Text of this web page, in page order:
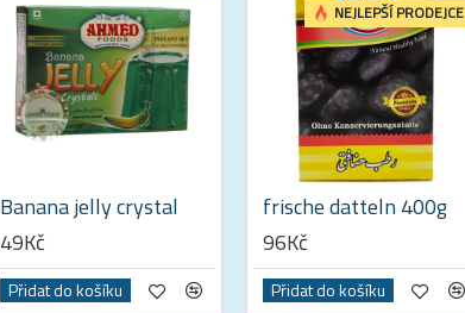
Banana jelly crystal
49Kč
Přidat do košíku
NEJLEPŠÍ PRODEJCE
frische datteln 400g
96Kč
Přidat do košíku